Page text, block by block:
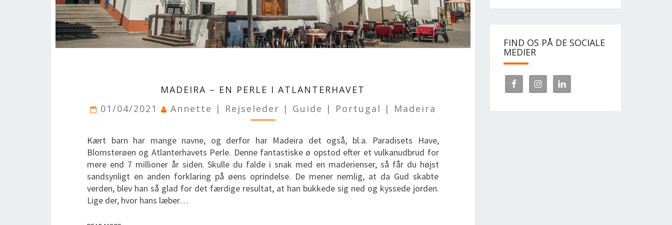
–
PERLE
ATLANTERHAVET
MADEIRA – EN PERLE I ATLANTERHAVET
01/04/2021
Annette | Rejseleder | Guide | Portugal | Madeira
Kært barn har mange navne, og derfor har Madeira det også, bl.a. Paradisets Have,
Blomsterøen og Atlanterhavets Perle. Denne fantastiske ø opstod efter et vulkanudbrud for
mere end 7 millioner år siden. Skulle du falde i snak med en maderienser, så får du højst
sandsynligt en anden forklaring på øens oprindelse. De mener nemlig, at da Gud skabte
verden, blev han så glad for det færdige resultat, at han bukkede sig ned og kyssede jorden.
Lige der, hvor hans læber…
FIND OS PÅ DE SOCIALE
MEDIER